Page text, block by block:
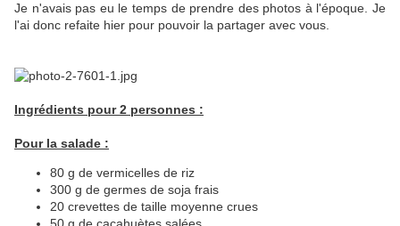
Je n'avais pas eu le temps de prendre des photos à l'époque. Je
l'ai donc refaite hier pour pouvoir la partager avec vous.
Ingrédients pour 2 personnes :
Pour la salade :
80 g de vermicelles de riz
300 g de germes de soja frais
20 crevettes de taille moyenne crues